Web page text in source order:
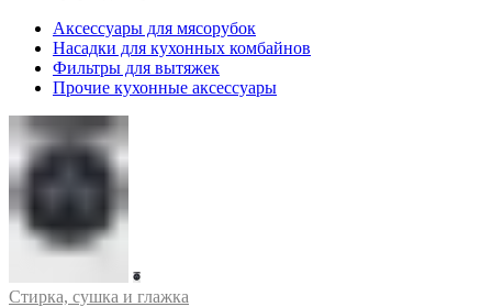
Аксессуары для мясорубок
Насадки для кухонных комбайнов
Фильтры для вытяжек
Прочие кухонные аксессуары
Стирка, сушка и глажка